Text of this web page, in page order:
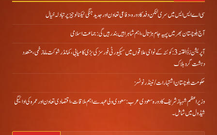
سی اے ایس ایس میں سری لنکن وفد کا دورہ، دفاعی تعاون اور جدید جنگی ٹیکنالوجیز پر تبادلہ خیال
آج بلوچستان بھر میں پہیہ جام ہڑتال، اہم شاہراہیں بند رہیں گی: جماعت اسلامی
آپریشن رَدُّ الفتنہ 3: کوئٹہ کے نواحی علاقوں میں سیکیورٹی فورسز کی بڑی کامیابی، کمانڈر شوکت ماما زخمی، متعدد
دہشت گرد ہلاک
حکومت بلوچستان اشتہارات/ ٹینڈر نوٹسز
وزیراعظم شہباز شریف کا دورہ سعودی عرب: سعودی ولی عہد سے اہم ملاقات، اقتصادی تعاون اور عمرہ کی ادائیگی
شیڈول میں شامل۔